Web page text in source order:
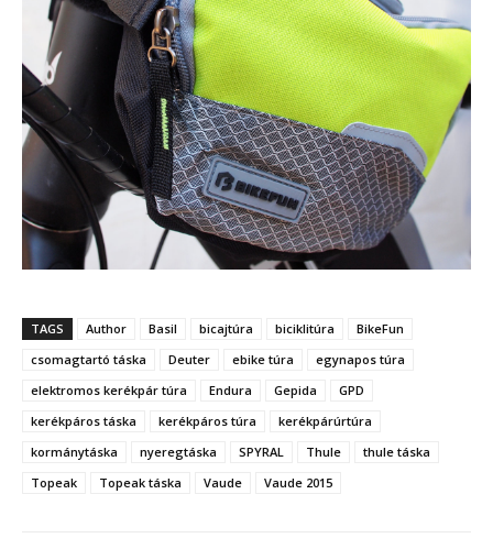
TAGS Author Basil bicajtúra biciklitúra
BikeFun
csomagtartó táska
Deuter ebike túra
egynapos túra
elektromos kerékpár túra
Endura Gepida
GPD
kerékpáros táska
kerékpáros túra
kerékpárúrtúra
kormánytáska
nyeregtáska SPYRAL Thule
thule táska
Topeak
Topeak táska Vaude Vaude 2015